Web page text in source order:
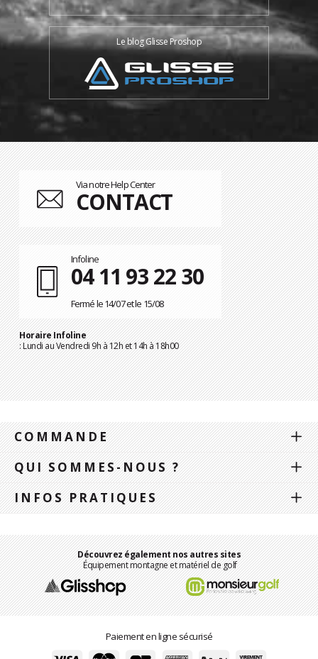
Le blog Glisse Proshop
Via notre Help Center
CONTACT
Infoline
04 11 93 22 30
Fermé le 14/07 et le 15/08
Horaire Infoline
: Lundi au Vendredi 9h à 12h et 14h à 18h00
COMMANDE
QUI SOMMES-NOUS ?
INFOS PRATIQUES
Découvrez également nos autres sites
Équipement montagne et matériel de golf
Paiement en ligne sécurisé